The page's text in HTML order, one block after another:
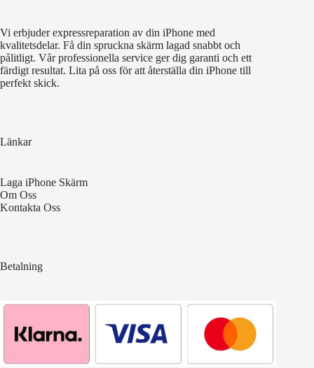
Vi erbjuder expressreparation av din iPhone med
kvalitetsdelar. Få din spruckna skärm lagad snabbt och
pålitligt. Vår professionella service ger dig garanti och ett
färdigt resultat. Lita på oss för att återställa din iPhone till
perfekt skick.
Länkar
Laga iPhone Skärm
Om Oss
Kontakta Oss
Betalning